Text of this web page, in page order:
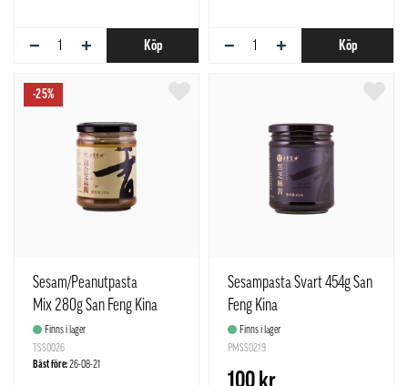
− + Köp − + Köp
-25%
Sesam/Peanutpasta
Mix 280g San Feng Kina
Finns i lager
TSS0026
Bäst före:26-08-21
Sesampasta Svart 454g San
Feng Kina
Finns i lager
PMSS0219
100 kr